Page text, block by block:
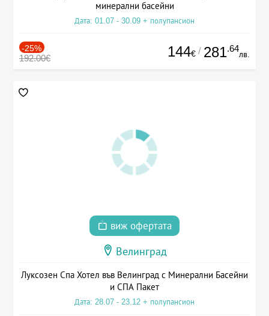
минерални басейни
Дата: 01.07 - 30.09 + полупансион
-25%
192.00€ 144€ / 281.64
лв.
виж офертата
Велинград
Луксозен Спа Хотел във Велинград с Минерални Басейни
и СПА Пакет
Дата: 28.07 - 23.12 + полупансион